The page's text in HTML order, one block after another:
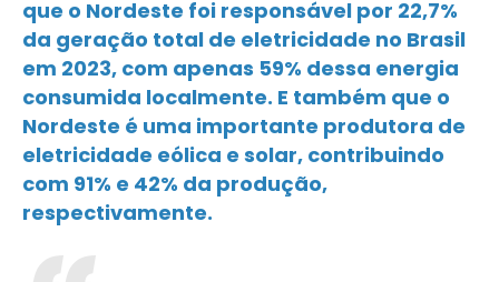
que o Nordeste foi responsável por 22,7%
da geração total de eletricidade no Brasil
em 2023, com apenas 59% dessa energia
consumida localmente. E também que o
Nordeste é uma importante produtora de
eletricidade eólica e solar, contribuindo
com 91% e 42% da produção,
respectivamente.